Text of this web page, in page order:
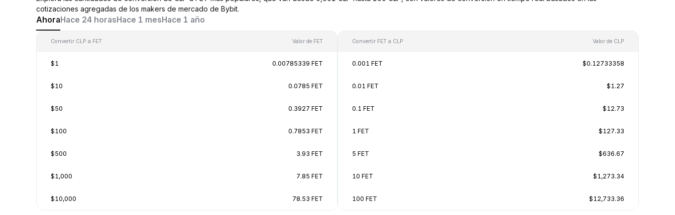
cotizaciones agregadas de los makers de mercado de Bybit.
AhoraHace 24 horasHace 1 mesHace 1 año
Convertir CLP a FET Valor de FET
$1 0.00785339 FET
$10 0.0785 FET
$50 0.3927 FET
$100 0.7853 FET
$500 3.93 FET
$1,000 7.85 FET
$10,000 78.53 FET
Convertir FET a CLP Valor de CLP
0.001 FET $0.12733358
0.01 FET $1.27
0.1 FET $12.73
1 FET $127.33
5 FET $636.67
10 FET $1,273.34
100 FET $12,733.36